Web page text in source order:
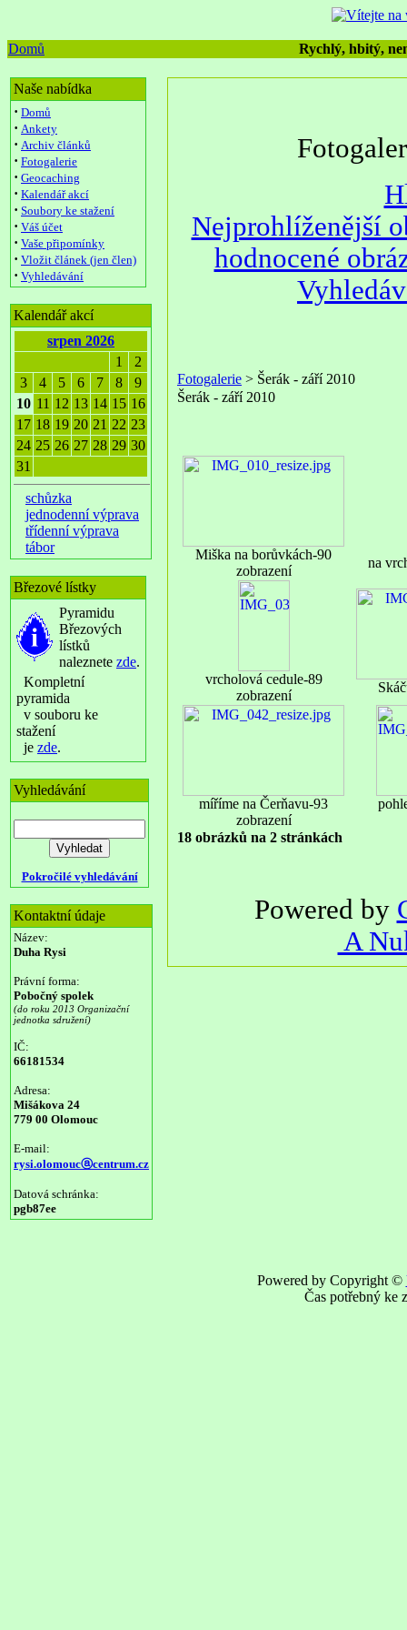
Domů Rychlý, hbitý,
Naše nabídka
· Domů
· Ankety
· Archiv článků
· Fotogalerie
· Geocaching
· Kalendář akcí
· Soubory ke stažení
· Váš účet
· Vaše připomínky
· Vložit článek (jen člen)
· Vyhledávání
Kalendář akcí
srpen 2026
1
2
3
4 5 6 7 8
9
10 11 12 13 14 15 16
17 18 19 20 21 22 23
24 25 26 27 28 29 30
31
schůzka
jednodenní výprava
třídenní výprava
tábor
Březové lístky
Pyramidu
Březových
lístků
naleznete zde.
Kompletní
pyramida
v souboru ke
stažení
je zde.
Vyhledávání
Pokročilé vyhledávání
Kontaktní údaje
Název:
Duha Rysi
Právní forma:
Pobočný spolek
(do roku 2013 Organizační
jednotka sdružení)
IČ:
66181534
Adresa:
Mišákova 24
779 00 Olomouc
E-mail:
rysi.olomoucⓐcentrum.cz
Datová schránka:
pgb87ee
Nejprohlíženější
hodnocené
Fotogalerie > Šerák - září 2010
Šerák - září 2010
Miška na borůvkách-90
zobrazení
na
vrcholová cedule-89
zobrazení
míříme na Čerňavu-93
zobrazení
18 obrázků na 2 stránkách
Powered by
A
Powered by Copyright ©
Čas potřebný ke